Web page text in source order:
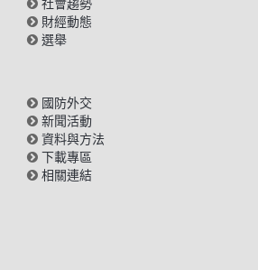
社會趨勢
財經動態
選舉
國防外交
新聞活動
資料與方法
下載專區
相關連結